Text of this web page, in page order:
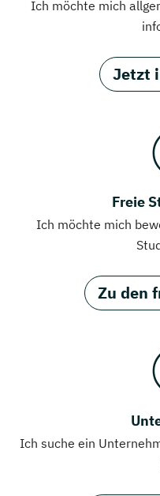
Ich möchte mich
Jetzt
Freie
Ich möchte mich
Zu den
Ich suche ein